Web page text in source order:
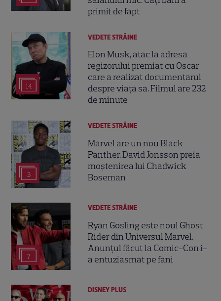
primit de fapt
14
VEDETE STRĂINE
Elon Musk, atac la adresa
regizorului premiat cu Oscar
care a realizat documentarul
despre viața sa. Filmul are 232
de minute
3
VEDETE STRĂINE
Marvel are un nou Black
Panther. David Jonsson preia
moștenirea lui Chadwick
Boseman
7
VEDETE STRĂINE
Ryan Gosling este noul Ghost
Rider din Universul Marvel.
Anunțul făcut la Comic-Con i-
a entuziasmat pe fani
DISNEY PLUS